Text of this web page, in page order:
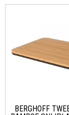
BERGHOFF